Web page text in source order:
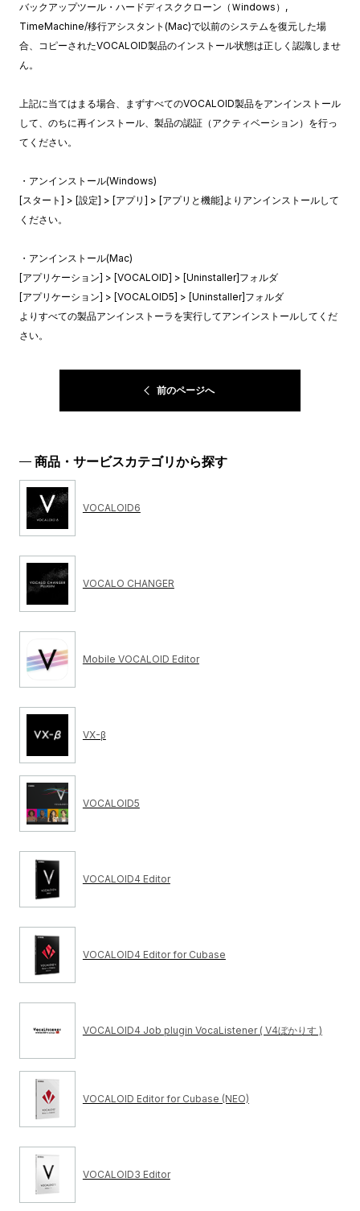
バックアップツール・ハードディスククローン（Ｗindows）,
TimeMachine/移行アシスタント(Mac)で以前のシステムを復元した場
合、コピーされたVOCALOID製品のインストール状態は正しく認識しませ
ん。
上記に当てはまる場合、まずすべてのVOCALOID製品をアンインストール
して、のちに再インストール、製品の認証（アクティベーション）を行っ
てください。
・アンインストール(Windows)
[スタート] > [設定] > [アプリ] > [アプリと機能]よりアンインストールして
ください。
・アンインストール(Mac)
[アプリケーション] > [VOCALOID] > [Uninstaller]フォルダ
[アプリケーション] > [VOCALOID5] > [Uninstaller]フォルダ
よりすべての製品アンインストーラを実行してアンインストールしてくだ
さい。
前のページへ
商品・サービスカテゴリから探す
VOCALOID6
VOCALO CHANGER
Mobile VOCALOID Editor
VX-β
VOCALOID5
VOCALOID4 Editor
VOCALOID4 Editor for Cubase
VOCALOID4 Job plugin VocaListener ( V4ぼかりす )
VOCALOID Editor for Cubase (NEO)
VOCALOID3 Editor